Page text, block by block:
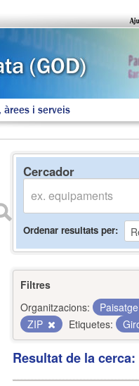
àrees i serveis
Cercador
Ordenar resultats per
Filtres
Organitzacions:
ZIP
Etiquetes:
Resultat de la